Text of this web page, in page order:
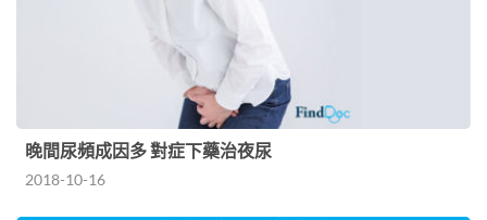
晚間尿頻成因多 對症下藥治夜尿
2018-10-16